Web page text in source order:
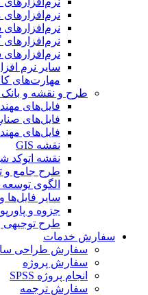
نرم‌افزارهای
نرم‌افزارهای
نرم‌افزارهای
نرم‌افزارهای
سایر نرم افزارها
مهارت‌های
طرح و نقشه و بانک داده
فایل‌های مهندسی
فایل‌های صنایع
فایل‌های
نقشه GIS
نقشه اتوکد شهری
طرح جامع و
الگوی توسعه شهر
سایر فایل‌ها و
جزوه و
طرح توجیهی و
سفارش خدمات
سفارش طراحی سایت
سفارش پروژه
انجام پروژه SPSS
سفارش ترجمه